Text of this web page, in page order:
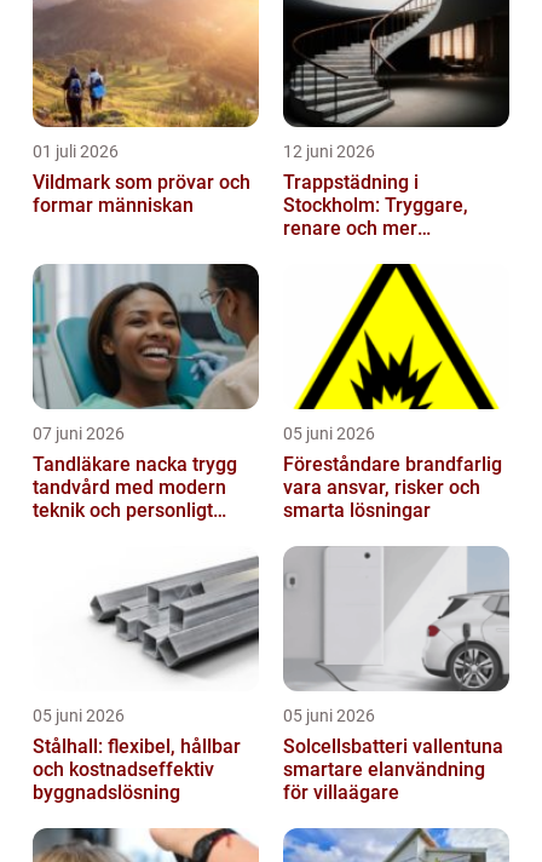
01 juli 2026
Vildmark som prövar och
formar människan
12 juni 2026
Trappstädning i
Stockholm: Tryggare,
renare och mer
07 juni 2026
Tandläkare nacka trygg
tandvård med modern
teknik och personligt
05 juni 2026
Föreståndare brandfarlig
vara ansvar, risker och
smarta lösningar
05 juni 2026
Stålhall: flexibel, hållbar
och kostnadseffektiv
byggnadslösning
05 juni 2026
Solcellsbatteri vallentuna
smartare elanvändning
för villaägare